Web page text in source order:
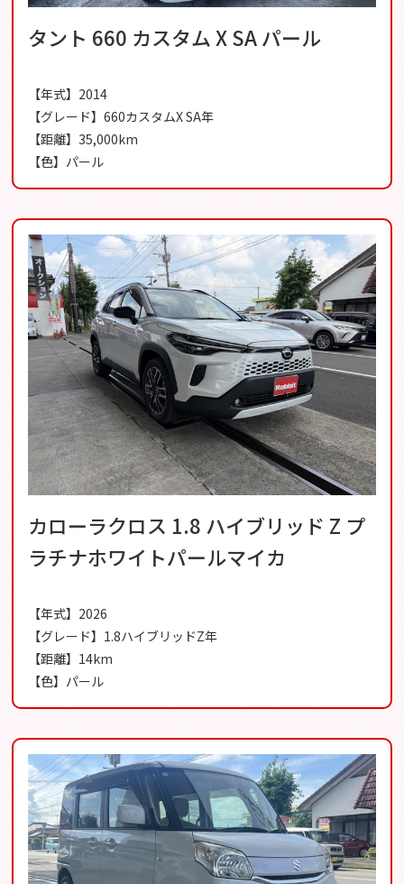
タント 660 カスタム X SA パール
【年式】2014
【グレード】660カスタムX SA年
【距離】35,000km
【色】パール
カローラクロス 1.8 ハイブリッド Z プ
ラチナホワイトパールマイカ
【年式】2026
【グレード】1.8ハイブリッドZ年
【距離】14km
【色】パール